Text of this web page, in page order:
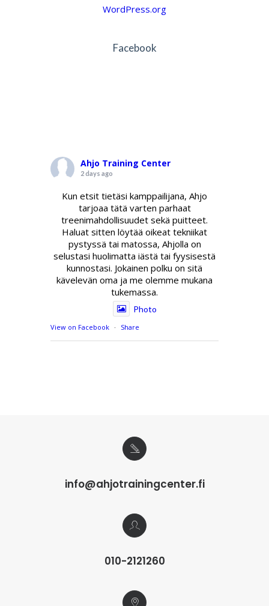
WordPress.org
Facebook
Ahjo Training Center
2 days ago
Kun etsit tietäsi kamppailijana, Ahjo
tarjoaa tätä varten parhaat
treenimahdollisuudet sekä puitteet.
Haluat sitten löytää oikeat tekniikat
pystyssä tai matossa, Ahjolla on
selustasi huolimatta iästä tai fyysisestä
kunnostasi. Jokainen polku on sitä
kävelevän oma ja me olemme mukana
tukemassa.
Photo
View on Facebook · Share
info@ahjotrainingcenter.fi
010-2121260